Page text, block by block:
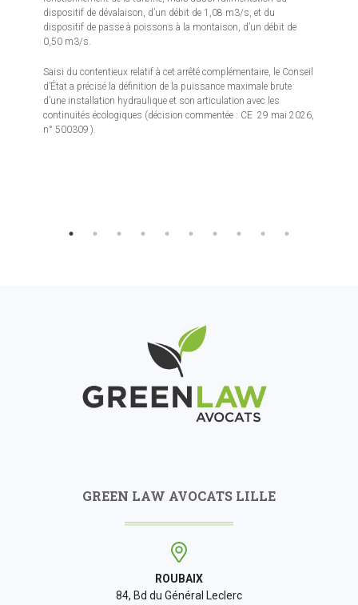
dispositif de dévalaison, d’un débit de 1,08 m3/s, et du
dispositif de passe à poissons à la montaison, d’un débit de
0,50 m3/s.
Saisi du contentieux relatif à cet arrêté complémentaire, le Conseil
d’État a précisé la définition de la puissance maximale brute
d’une installation hydraulique et son articulation avec les
continuités écologiques (décision commentée : CE 29 mai 2026,
n° 500309 ).
GREEN LAW AVOCATS LILLE
ROUBAIX
84, Bd du Général Leclerc